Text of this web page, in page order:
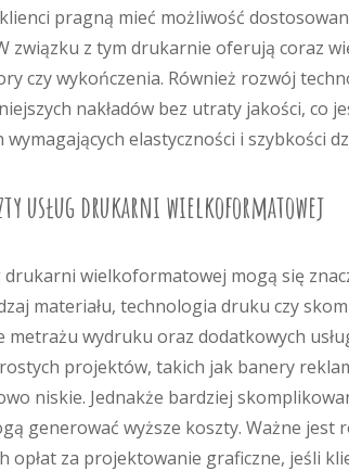
pragną mieć możliwość
związku z tym drukarnie oferują coraz
czy wykończenia. Również rozwój
nakładów bez utraty jakości, co
elastyczności i szybkości
usług drukarni wielkoformatowej
drukarni wielkoformatowej mogą się
materiału, technologia druku czy
metrażu wydruku oraz dodatkowych
projektów, takich jak banery
niskie. Jednakże bardziej
generować wyższe koszty. Ważne
opłat za projektowanie graficzne, jeśli